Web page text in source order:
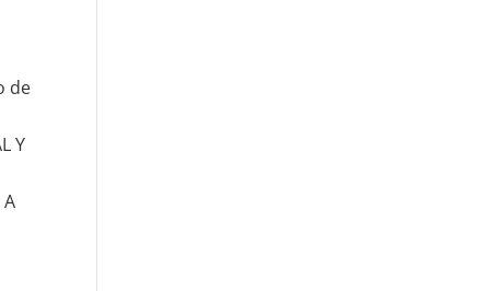
de
Y
A